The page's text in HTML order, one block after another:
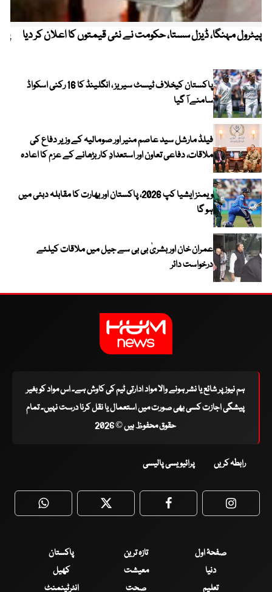
پیٹرول مہنگا، ڈیزل سستا، حکومت نے نئی قیمتوں کا اعلان کر دیا
پاکستان کیخلاف ٹیسٹ سیریز ، انگلینڈ کا 16 رکنی اسکواڈ
سامنے آ گیا
فیلڈ مارشل سید عاصم منیر اور صومالیہ کے وزیر دفاع کی
ملاقات، دفاعی تعاون اور استعدادِ کار بڑھانے کے عزم کا اعادہ
ویمنز ایشیا کپ 2026، پاکستان اور بھارت کا مقابلہ دبئی میں
ہو گا
عمران خان اور بشریٰ بی بی سے جیل میں ملاقات کیلئے
درخواست دائر
ہم نیوز پر شائع یا نشر ہونے والا مواد ادارتی ٹیم کی کاوش ہے۔ اس مواد کو بغیر
پیشگی اجازت کسی بھی صورت میں استعمال یا نقل کرنا درست نہیں۔ تمام
حقوق محفوظ ہیں © 2026
رابطہ کریں پرائیویسی پالیسی
WhatsApp Twitter Facebook
صفحۂ اول تازہ ترین
پاکستان
دنیا
معیشت
کھیل
تعلیم
صحت انٹرٹینمنٹ